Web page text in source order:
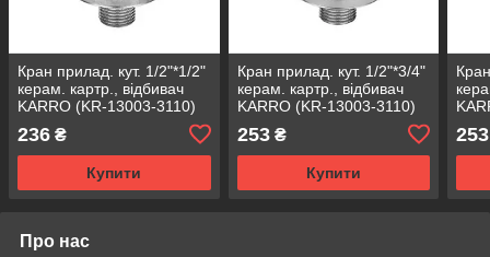
Кран прилад. кут. 1/2"*1/2"
керам. картр., відбивач
KARRO (KR-13003-3110)
236 ₴
Купити
Кран прилад. кут. 1/2"*3/4"
керам. картр., відбивач
KARRO (KR-13003-3110)
253₴
Купити
253
Про нас